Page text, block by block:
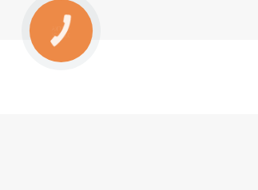
КНОПКА
ЗВ'ЯЗКУ